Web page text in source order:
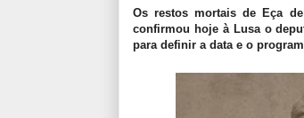
Os restos mortais de Eça
confirmou hoje à Lusa o
para definir a data e o